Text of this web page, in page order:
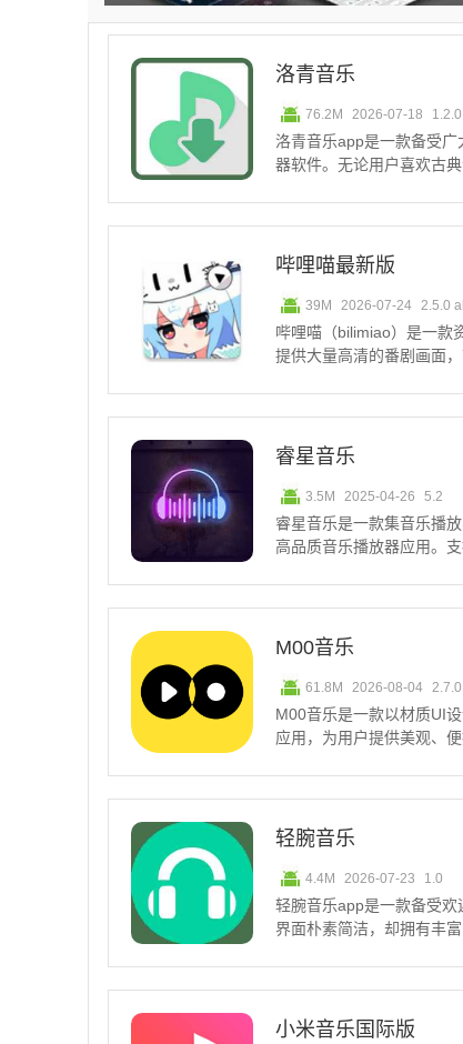
洛青音乐
76.2M 2026-07-18 1.2.0
洛青音乐app是一款备受
器软件。无论用户喜欢古
哔哩喵最新版
39M 2026-07-24 2.5.0
哔哩喵（bilimiao）是一款
提供大量高清的番剧画面
睿星音乐
3.5M 2025-04-26 5.2
睿星音乐是一款集音乐播
高品质音乐播放器应用。
M00音乐
61.8M 2026-08-04
M00音乐是一款以材质UI
应用，为用户提供美观、
轻腕音乐
4.4M 2026-07-23 1.0
轻腕音乐app是一款备受
界面朴素简洁，却拥有丰
小米音乐国际版